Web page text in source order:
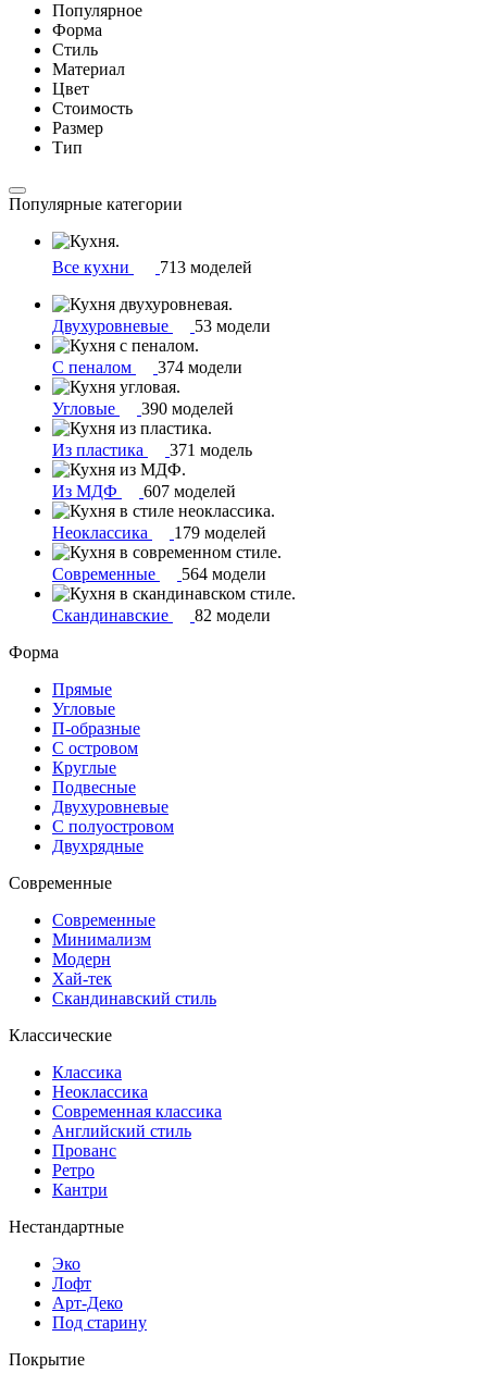
Популярное
Форма
Стиль
Материал
Цвет
Стоимость
Размер
Тип
Популярные категории
Все кухни 713 моделей
Двухуровневые 53 модели
С пеналом 374 модели
Угловые 390 моделей
Из пластика 371 модель
Из МДФ 607 моделей
Неоклассика 179 моделей
Современные 564 модели
Скандинавские
82 модели
Форма
Прямые
Угловые
П-образные
С островом
Круглые
Подвесные
Двухуровневые
С полуостровом
Двухрядные
Современные
Современные
Минимализм
Модерн
Хай-тек
Скандинавский стиль
Классические
Классика
Неоклассика
Современная классика
Английский стиль
Прованс
Ретро
Кантри
Нестандартные
Эко
Лофт
Арт-Деко
Под старину
Покрытие